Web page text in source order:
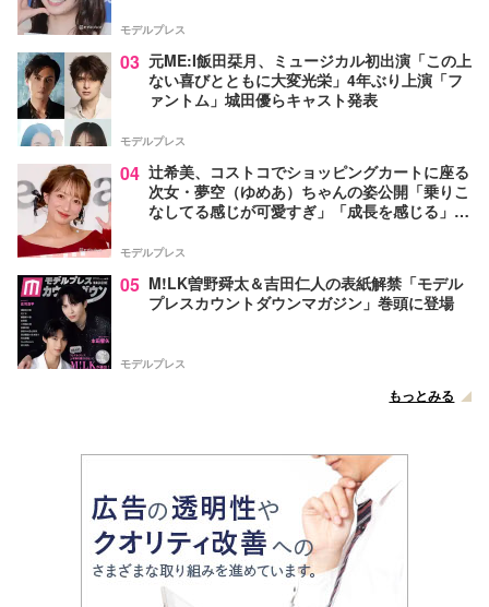
モデルプレス
03 元ME:I飯田栞月、ミュージカル初出演「この上
ない喜びとともに大変光栄」4年ぶり上演「フ
ァントム」城田優らキャスト発表
モデルプレス
04 辻希美、コストコでショッピングカートに座る
次女・夢空（ゆめあ）ちゃんの姿公開「乗りこ
なしてる感じが可愛すぎ」「成長を感じる」の
モデルプレス
05 M!LK曽野舜太＆吉田仁人の表紙解禁「モデル
プレスカウントダウンマガジン」巻頭に登場
モデルプレス
もっとみる